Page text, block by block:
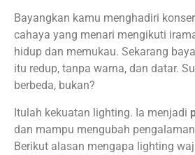
Bayangkan kamu menghadiri
cahaya yang menari mengikuti
hidup dan memukau. Sekarang
itu redup, tanpa warna, dan datar.
berbeda, bukan?
Itulah kekuatan lighting. Ia menjadi
dan mampu mengubah
Berikut alasan mengapa lighting